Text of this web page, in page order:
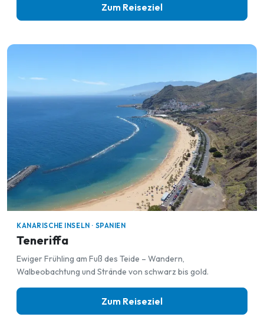
Zum Reiseziel
KANARISCHE INSELN · SPANIEN
Teneriffa
Ewiger Frühling am Fuß des Teide – Wandern,
Walbeobachtung und Strände von schwarz bis gold.
Zum Reiseziel